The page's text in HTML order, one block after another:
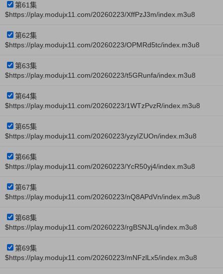
第61集
$https://play.modujx11.com/20260223/XffPzJ3m/index.m3u8
第62集
$https://play.modujx11.com/20260223/OPMRd5tc/index.m3u8
第63集
$https://play.modujx11.com/20260223/t5GRunfa/index.m3u8
第64集
$https://play.modujx11.com/20260223/1WTzPvzR/index.m3u8
第65集
$https://play.modujx11.com/20260223/yzyIZUOn/index.m3u8
第66集
$https://play.modujx11.com/20260223/YcR50yj4/index.m3u8
第67集
$https://play.modujx11.com/20260223/nQ8APdVn/index.m3u8
第68集
$https://play.modujx11.com/20260223/rgBSNJLq/index.m3u8
第69集
$https://play.modujx11.com/20260223/mNFzlLx5/index.m3u8